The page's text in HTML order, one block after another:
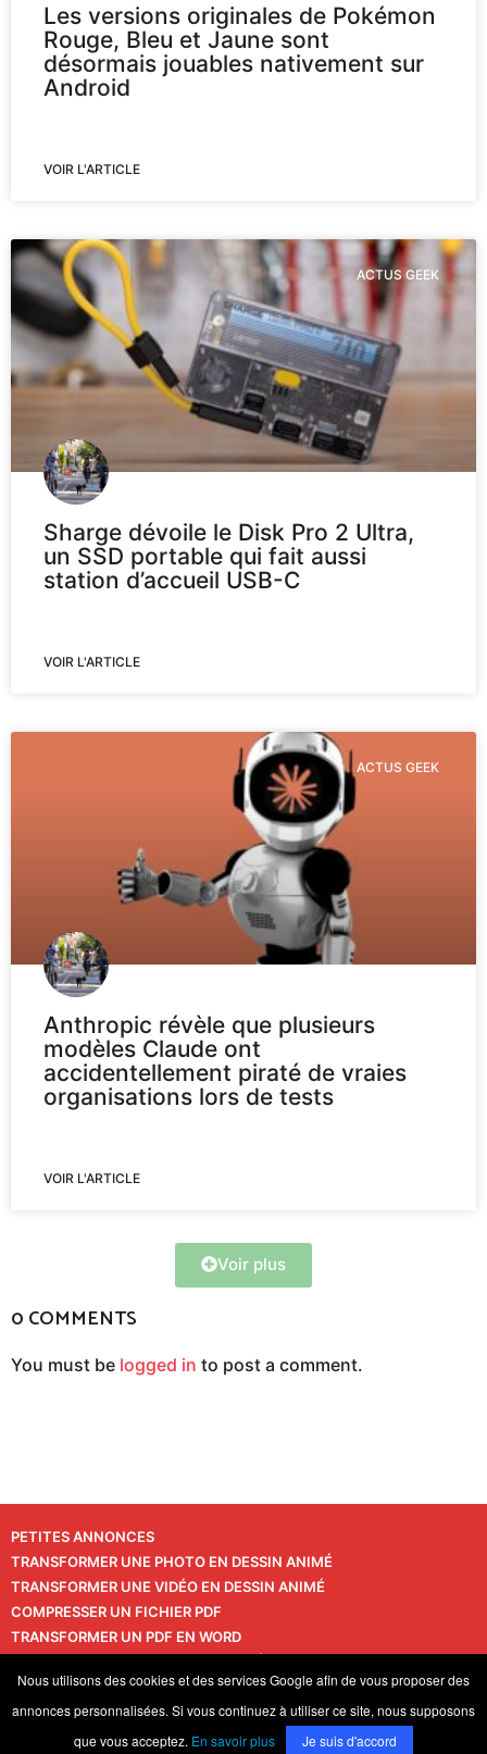
Les versions originales de Pokémon
Rouge, Bleu et Jaune sont
désormais jouables nativement sur
Android
VOIR L'ARTICLE
ACTUS GEEK
Sharge dévoile le Disk Pro 2 Ultra,
un SSD portable qui fait aussi
station d’accueil USB-C
VOIR L'ARTICLE
ACTUS GEEK
Anthropic révèle que plusieurs
modèles Claude ont
accidentellement piraté de vraies
organisations lors de tests
VOIR L'ARTICLE
Voir plus
0 COMMENTS
You must be logged in to post a comment.
PETITES ANNONCES
TRANSFORMER UNE PHOTO EN DESSIN ANIMÉ
TRANSFORMER UNE VIDÉO EN DESSIN ANIMÉ
COMPRESSER UN FICHIER PDF
TRANSFORMER UN PDF EN WORD
VIE PRIVÉE
© 2026 LaPressedeFrance.fr
Nous utilisons des cookies et des services Google afin de vous proposer des
annonces personnalisées. Si vous continuez à utiliser ce site, nous supposons
que vous acceptez. En savoir plus Je suis d'accord